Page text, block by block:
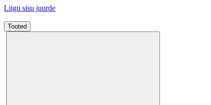
Liigu sisu juurde
Tooted